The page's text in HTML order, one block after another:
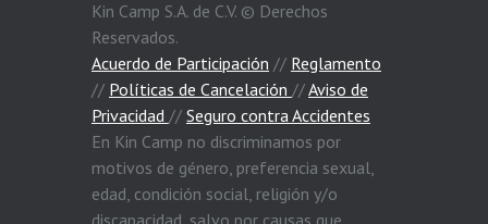
Kin Camp S.A. de C.V. © Derechos
Reservados.
Acuerdo de Participación // Reglamento
// Políticas de Cancelación //Aviso de
Privacidad // Seguro contra Accidentes
En Kin Camp no discriminamos por
motivos de género, preferencia sexual,
edad, condición social, religión y/o
discapacidad, salvo por causas que